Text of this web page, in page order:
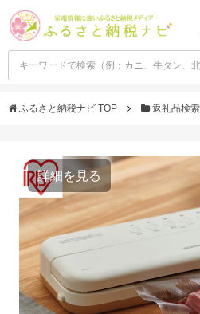
ふるさと納税ナビ TOP 返礼品検索
詳細を見る